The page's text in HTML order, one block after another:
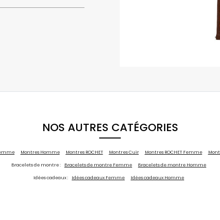
NOS AUTRES CATÉGORIES
Montres Homme Montres ROCHET Montres Cuir Montres ROCHET Femme
Bracelets de montre : Bracelets de montre Femme Bracelets de montre Homme
Idées cadeaux : Idées cadeaux Femme Idées cadeaux Homme